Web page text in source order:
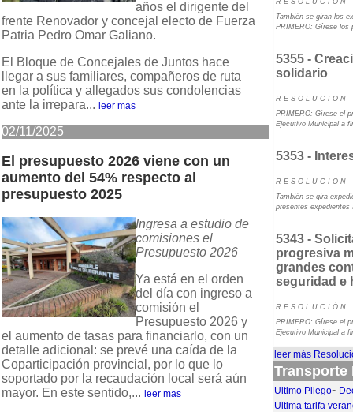
años el dirigente del
frente Renovador y concejal electo de Fuerza
Patria Pedro Omar Galiano.
El Bloque de Concejales de Juntos hace
llegar a sus familiares, compañeros de ruta
en la política y allegados sus condolencias
ante la irrepara... leer mas
02/11/2025
El presupuesto 2026 viene con un
aumento del 54% respecto al
presupuesto 2025
Ingresa a estudio de
comisiones el
Presupuesto 2026
Ya está en el orden
del día con ingreso a
comisión el
Presupuesto 2026 y
el aumento de tasas para financiarlo, con un
detalle adicional: se prevé una caída de la
Coparticipación provincial, por lo que lo
soportado por la recaudación local será aún
mayor. En este sentido,... leer mas
R E S O L U C I O N
También se giran los
PRIMERO: Gírese los
5355 -
solidario
R E S O L U C I O N
PRIMERO: Gírese el
Ejecutivo Municipal a
5353 -
R E S O L U C I O N
También se gira
presentes
5343 -
progresiva
grandes
seguridad e
R E S O L U C I Ó N
PRIMERO: Gírese el
Ejecutivo Municipal a
leer más
Transporte
Ultimo Pliego-
Ultima tarifa